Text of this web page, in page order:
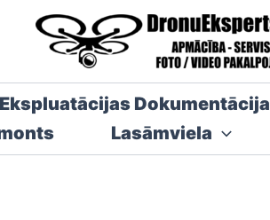
Dokumentācija
Lasāmviela